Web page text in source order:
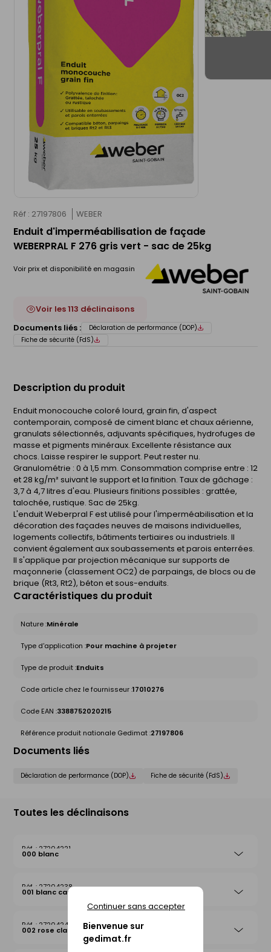
Bienvenue sur
gedimat.fr
Continuer sans accepter
Réf : 27197806 WEBER
Enduit d'imperméabilisation de façade
WEBERPRAL F 276 gris vert - sac de 25kg
Voir prix et disponibilité en magasin
Voir les 113 déclinaisons
Documents liés :
Déclaration de performance (DOP)
Fiche de sécurité (FdS)
Description du produit
Enduit monocouche coloré lourd, grain fin, d'aspect
contemporain, composé de ciment blanc et chaux aérienne,
granulats sélectionnés, adjuvants spécifiques, hydrofuges de
masse et pigments minéraux. Excellente résistance aux
chocs. Laisse respirer le support. Peut rester nu.
Granulométrie : 0 à 1,5 mm. Consommation comprise entre : 12
et 28 kg/m² suivant le support et la finition. Taux de gâchage :
3,7 à 4,7 litres d'eau. Plusieurs finitions possibles : grattée,
talochée, rustique. Sac de 25kg.
L'enduit Weberpral F est utilisé pour l'imperméabilisation et la
décoration des façades neuves de maisons individuelles,
logements collectifs, bâtiments tertiaires ou industriels. Il
convient également aux soubassements et parois enterrées.
Il s'applique par projection mécanique sur supports de
maçonnerie (classement OC2) de parpaings, de blocs ou de
brique (Rt3, Rt2), béton et sous-enduits.
Caractéristiques du produit
Nature :Minérale
Type d'application :Pour machine à projeter
Type de produit :Enduits
Code article chez le fournisseur :17010276
Code EAN :3388752020215
Référence produit nationale Gedimat :27197806
Documents liés
Déclaration de performance (DOP) Fiche de sécurité (FdS)
Toutes les déclinaisons
27204221
000 blanc
27204238
001 blanc cassé
27204245
002 rose clair